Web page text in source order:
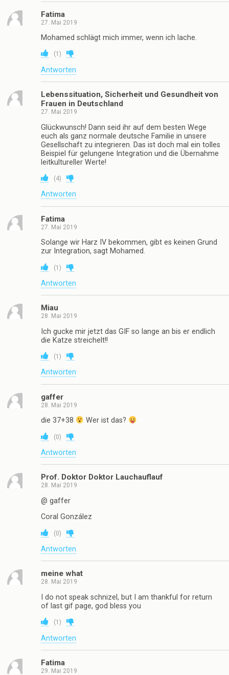
Fatima
27. Mai 2019
Mohamed schlägt mich immer, wenn ich lache.
(1 )
Antworten
Lebenssituation, Sicherheit und Gesundheit von
Frauen in Deutschland
27. Mai 2019
Glückwunsch! Dann seid ihr auf dem besten Wege
euch als ganz normale deutsche Familie in unsere
Gesellschaft zu integrieren. Das ist doch mal ein tolles
Beispiel für gelungene Integration und die Übernahme
leitkultureller Werte!
(4)
Antworten
Fatima
27. Mai 2019
Solange wir Harz IV bekommen, gibt es keinen Grund
zur Integration, sagt Mohamed.
(1 )
Antworten
Miau
28. Mai 2019
Ich gucke mir jetzt das GIF so lange an bis er endlich
die Katze streichelt!!
(1 )
Antworten
gaffer
28. Mai 2019
die 37+38 Wer ist das?
(0)
Antworten
Prof. Doktor Doktor Lauchauflauf
28. Mai 2019
@ gaffer
Coral González
(0)
Antworten
meine what
28. Mai 2019
I do not speak schnizel, but I am thankful for return
of last gif page, god bless you
(1 )
Antworten
Fatima
29. Mai 2019